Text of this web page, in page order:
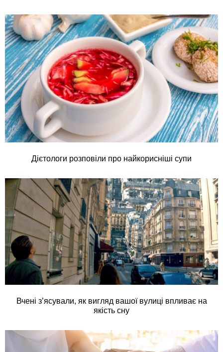
Дієтологи розповіли про найкорисніші супи
Вчені з’ясували, як вигляд вашої вулиці впливає на
якість сну